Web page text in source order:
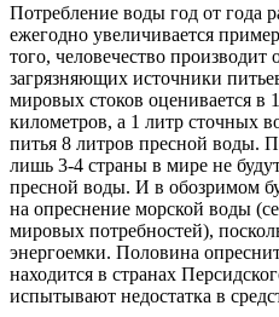
Потребление воды год от года
ежегодно увеличивается
того, человечество производит
загрязняющих источники
мировых стоков оценивается в
километров, а 1 литр сточных
питья 8 литров пресной воды.
лишь 3-4 страны в мире не
пресной воды. И в обозримом
на опреснение морской воды
мировых потребностей),
энергоемки. Половина
находится в странах
испытывают недостатка в